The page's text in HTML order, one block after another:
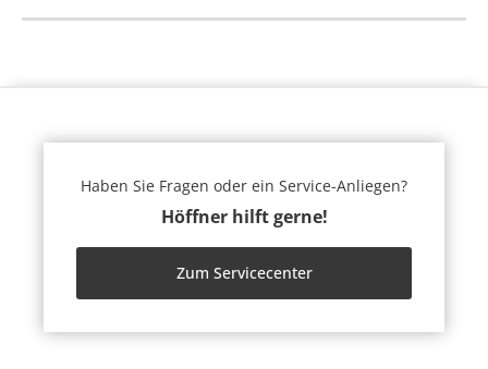
Haben Sie Fragen oder ein Service-Anliegen?
Höffner hilft gerne!
Zum Servicecenter